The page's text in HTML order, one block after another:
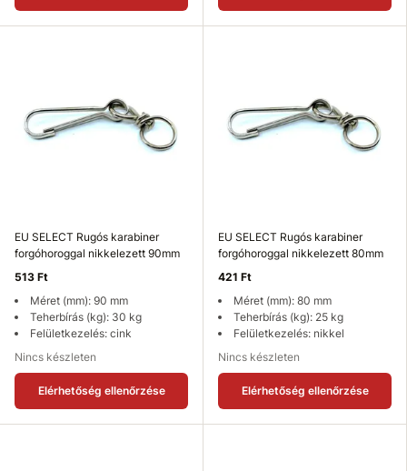
EU SELECT Rugós karabiner
forgóhoroggal nikkelezett 90mm
513 Ft
Méret (mm): 90 mm
Teherbírás (kg): 30 kg
Felületkezelés: cink
Nincs készleten
Elérhetőség ellenőrzése
EU SELECT Rugós karabiner
forgóhoroggal nikkelezett 80mm
421 Ft
Méret (mm): 80 mm
Teherbírás (kg): 25 kg
Felületkezelés: nikkel
Nincs készleten
Elérhetőség ellenőrzése